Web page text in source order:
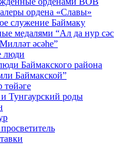
ордена «Славы»
служение Баймаку
медалями “Ал да нур сәс
әсәһе”
люди
Баймакского района
Баймакской”
төйәге
Тунгаурский роды